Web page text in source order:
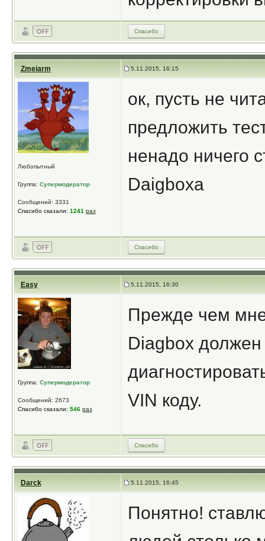
Спасибо
Zmeiarm 5.11.2015, 16:15
Любопытный
Группа: Супермодератор
Сообщений: 3331
Спасибо сказали: 1241 раз
ок, пусть не
предложить
ненадо ничего
Daigboxa
Спасибо
Easy 5.11.2015, 16:30
Группа: Супермодератор
Сообщений: 2673
Спасибо сказали: 546 раз
Прежде чем
Diagbox должен
VIN коду.
Спасибо
Darck 5.11.2015, 16:45
Понятно!